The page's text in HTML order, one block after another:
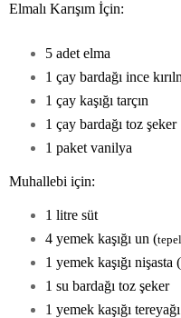
Elmalı Karışım İçin:
5 adet elma
1 çay bardağı ince
1 çay kaşığı tarçın
1 çay bardağı toz şeker
1 paket vanilya
Muhallebi için:
1 litre süt
4 yemek kaşığı un (
1 yemek kaşığı nişasta (
1 su bardağı toz şeker
1 yemek kaşığı tereyağı